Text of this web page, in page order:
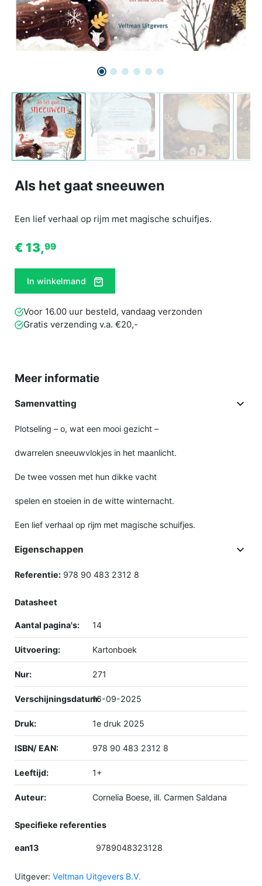
Als het gaat sneeuwen
Een lief verhaal op rijm met magische schuifjes.
€ 13,99
In winkelmand
Voor 16.00 uur besteld, vandaag verzonden
Gratis verzending v.a. €20,-
Meer informatie
Samenvatting 
Plotseling – o, wat een mooi gezicht –
dwarrelen sneeuwvlokjes in het maanlicht.
De twee vossen met hun dikke vacht
spelen en stoeien in de witte winternacht.
Een lief verhaal op rijm met magische schuifjes.
Eigenschappen 
Referentie: 978 90 483 2312 8
Datasheet
Aantal pagina's: 14
Uitvoering: Kartonboek
Nur: 271
Verschijningsdatum:16-09-2025
Druk: 1e druk 2025
ISBN/ EAN: 978 90 483 2312 8
Leeftijd: 1+
Auteur: Cornelia Boese, ill. Carmen Saldana
Specifieke referenties
ean13 9789048323128
Uitgever: Veltman Uitgevers B.V.